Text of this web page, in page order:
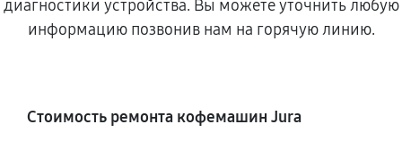
диагностики устройства. Вы можете уточнить любую
информацию позвонив нам на горячую линию.
Стоимость ремонта кофемашин Jura